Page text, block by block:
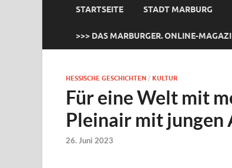
STARTSEITE STADT MARBURG
>>> DAS MARBURGER. ONLINE-
HESSISCHE GESCHICHTEN / KULTUR
Für eine Welt mit
Pleinair mit jungen
26. Juni 2023